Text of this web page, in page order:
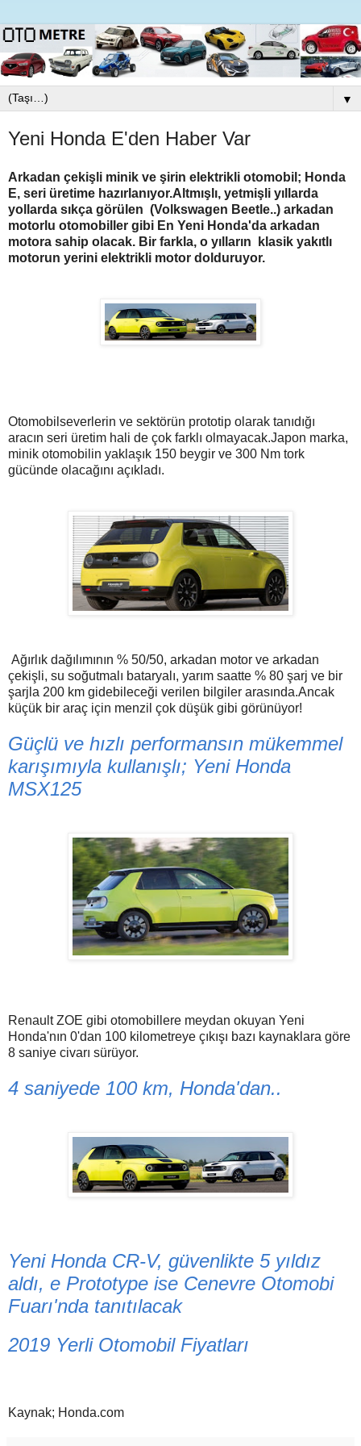
▼
Yeni Honda E'den Haber Var
Arkadan çekişli minik ve şirin elektrikli otomobil; Honda
E, seri üretime hazırlanıyor.Altmışlı, yetmişli yıllarda
yollarda sıkça görülen (Volkswagen Beetle..) arkadan
motorlu otomobiller gibi En Yeni Honda'da arkadan
motora sahip olacak. Bir farkla, o yılların klasik yakıtlı
motorun yerini elektrikli motor dolduruyor.
Otomobilseverlerin ve sektörün prototip olarak tanıdığı
aracın seri üretim hali de çok farklı olmayacak.Japon marka,
minik otomobilin yaklaşık 150 beygir ve 300 Nm tork
gücünde olacağını açıkladı.
Ağırlık dağılımının % 50/50, arkadan motor ve arkadan
çekişli, su soğutmalı bataryalı, yarım saatte % 80 şarj ve bir
şarjla 200 km gidebileceği verilen bilgiler arasında.Ancak
küçük bir araç için menzil çok düşük gibi görünüyor!
Güçlü ve hızlı performansın mükemmel
karışımıyla kullanışlı; Yeni Honda
MSX125
Renault ZOE gibi otomobillere meydan okuyan Yeni
Honda'nın 0'dan 100 kilometreye çıkışı bazı kaynaklara göre
8 saniye civarı sürüyor.
4 saniyede 100 km, Honda'dan..
Yeni Honda CR-V, güvenlikte 5 yıldız
aldı, e Prototype ise Cenevre Otomobi
Fuarı'nda tanıtılacak
2019 Yerli Otomobil Fiyatları
Kaynak; Honda.com